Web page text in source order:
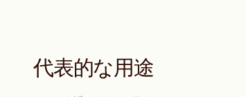
代表的な用途